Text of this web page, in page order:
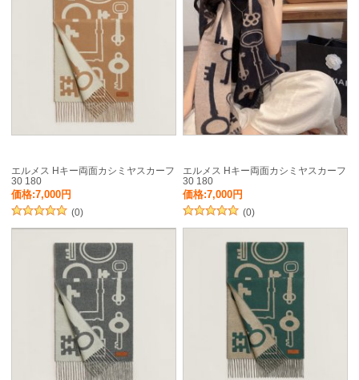
エルメス Hキー両面カシミヤスカーフ
30 180
価格:7,000円
(0)
エルメス Hキー両面カシミヤスカーフ
30 180
価格:7,000円
(0)